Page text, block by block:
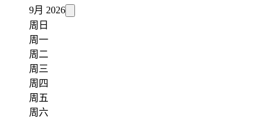
9月 2026
周日
周一
周二
周三
周四
周五
周六